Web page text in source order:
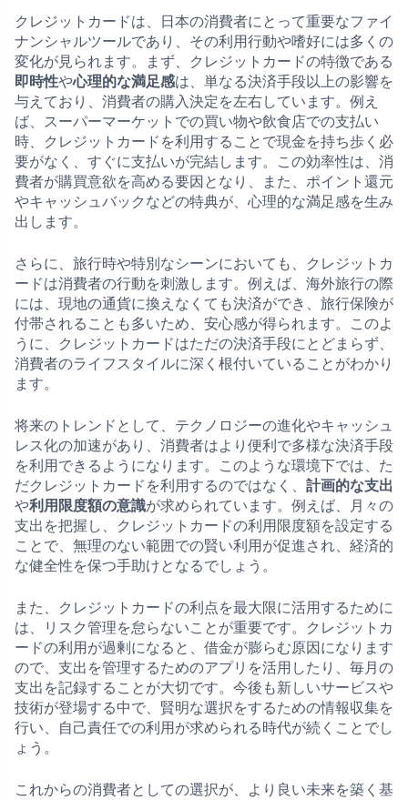
クレジットカードは、日本の消費者にとって重要なファイ
ナンシャルツールであり、その利用行動や嗜好には多くの
変化が見られます。まず、クレジットカードの特徴である
即時性や心理的な満足感は、単なる決済手段以上の影響を
与えており、消費者の購入決定を左右しています。例え
ば、スーパーマーケットでの買い物や飲食店での支払い
時、クレジットカードを利用することで現金を持ち歩く必
要がなく、すぐに支払いが完結します。この効率性は、消
費者が購買意欲を高める要因となり、また、ポイント還元
やキャッシュバックなどの特典が、心理的な満足感を生み
出します。
さらに、旅行時や特別なシーンにおいても、クレジットカ
ードは消費者の行動を刺激します。例えば、海外旅行の際
には、現地の通貨に換えなくても決済ができ、旅行保険が
付帯されることも多いため、安心感が得られます。このよ
うに、クレジットカードはただの決済手段にとどまらず、
消費者のライフスタイルに深く根付いていることがわかり
ます。
将来のトレンドとして、テクノロジーの進化やキャッシュ
レス化の加速があり、消費者はより便利で多様な決済手段
を利用できるようになります。このような環境下では、た
だクレジットカードを利用するのではなく、 計画的な支出
や利用限度額の意識が求められています。例えば、月々の
支出を把握し、クレジットカードの利用限度額を設定する
ことで、無理のない範囲での賢い利用が促進され、経済的
な健全性を保つ手助けとなるでしょう。
また、クレジットカードの利点を最大限に活用するために
は、リスク管理を怠らないことが重要です。クレジットカ
ードの利用が過剰になると、借金が膨らむ原因になります
ので、支出を管理するためのアプリを活用したり、毎月の
支出を記録することが大切です。今後も新しいサービスや
技術が登場する中で、賢明な選択をするための情報収集を
行い、自己責任での利用が求められる時代が続くことでし
ょう。
これからの消費者としての選択が、より良い未来を築く基